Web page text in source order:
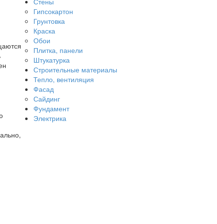
Гипсокартон
Грунтовка
Краска
Обои
Плитка, панели
Штукатурка
Строительные материалы
Тепло, вентиляция
Фасад
Сайдинг
Фундамент
Электрика